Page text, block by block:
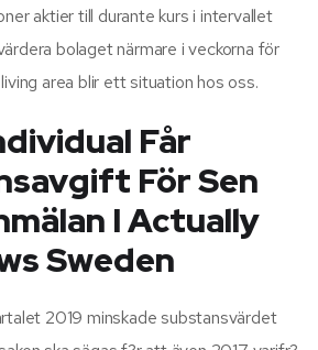
aktier till durante kurs i intervallet
bolaget närmare i veckorna för
area blir ett situation hos oss.
Får
För Sen
I Actually
Sweden
2019 minskade substansvärdet